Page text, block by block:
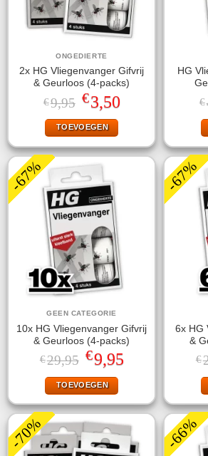
ONGEDIERTE
2x HG Vliegenvanger Gifvrij
& Geurloos (4-packs)
€9,95 Oorspronkelijke
prijs
was:
€9,95.
€3,50Huidige
prijs
is:
€3,50.
TOEVOEGEN
HG
€
-67%
GEEN CATEGORIE
10x HG Vliegenvanger Gifvrij
& Geurloos (4-packs)
€29,95 Oorspronkelijke
prijs
was:
€29,95.
€9,95Huidige
prijs
TOEVOEGEN
-67%
6x HG
&
€
-70% -66%